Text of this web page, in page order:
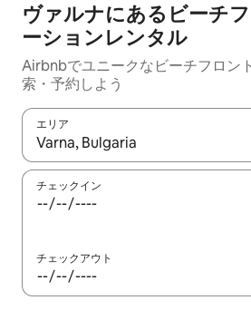
ヴァルナにあるビーチ
ーションレンタル
Airbnbでユニークなビーチフロン
索・予約しよう
エリア
検索結果が表示されたら、上下の矢
チェックイン
チェックアウト